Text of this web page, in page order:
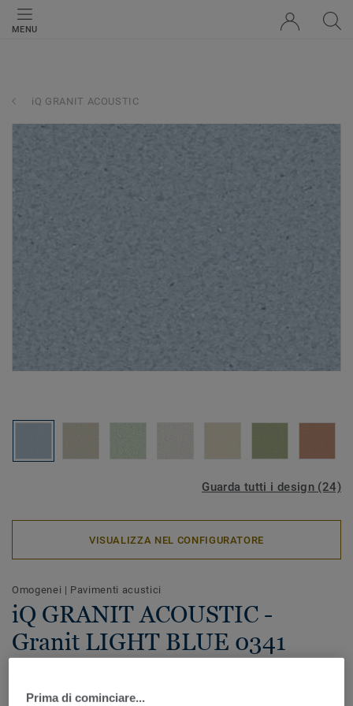
MENU
iQ GRANIT ACOUSTIC
Guarda tutti i design (24)
VISUALIZZA NEL CONFIGURATORE
Omogenei | Pavimenti acustici
iQ GRANIT ACOUSTIC -
Granit LIGHT BLUE 0341
migliorando il comfort al calpestio e riducendo la
Prima di cominciare...